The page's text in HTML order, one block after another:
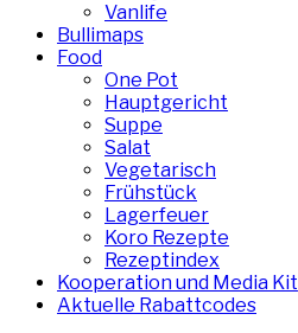
Vanlife
Bullimaps
Food
One Pot
Hauptgericht
Suppe
Salat
Vegetarisch
Frühstück
Lagerfeuer
Koro Rezepte
Rezeptindex
Kooperation und Media Kit
Aktuelle Rabattcodes